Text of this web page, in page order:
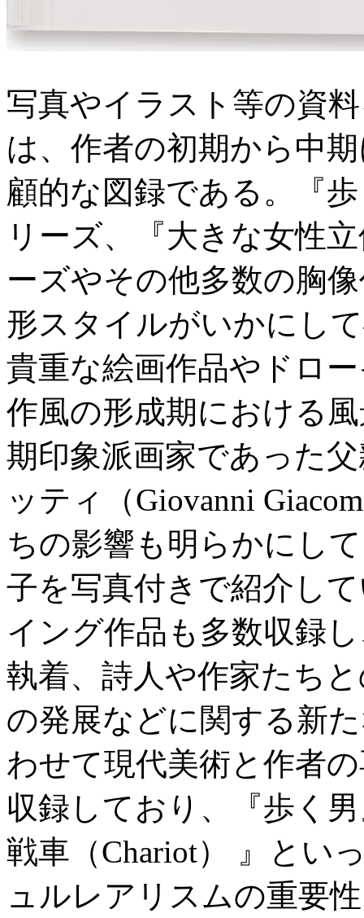
写真やイラスト等の資
は、作者の初期から中
顧的な図録である。『
リーズ、『大きな女性
ーズやその他多数の胸
形スタイルがいかにし
貴重な絵画作品やドロ
作風の形成期における
期印象派画家であった
ッティ（Giovanni
ちの影響も明らかにし
子を写真付きで紹介し
イング作品も多数収録
執着、詩人や作家たち
の発展などに関する新
わせて現代美術と作者
収録しており、『歩く
戦車（Chariot） 』とい
ュルレアリスムの重要